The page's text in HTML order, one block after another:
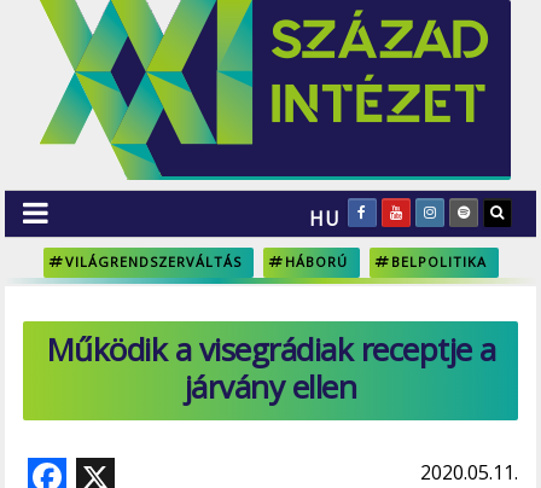
HU
VILÁGRENDSZERVÁLTÁS HÁBORÚ BELPOLITIKA
Működik a visegrádiak receptje a
járvány ellen
F 2020.05.11.